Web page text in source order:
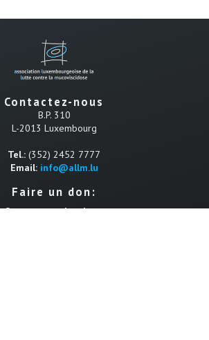
Contactez-nous
B.P. 310
L-2013 Luxembourg
Tel.: (352) 2452 7777
Email: info@allm.lu
Faire un don:
Compte pour les dons: